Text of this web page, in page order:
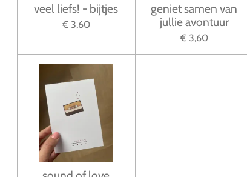
veel liefs! - bijtjes
€ 3,60
geniet samen van
jullie avontuur
€ 3,60